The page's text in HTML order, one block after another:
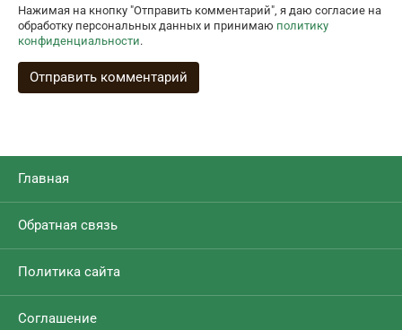
Нажимая на кнопку "Отправить комментарий", я даю согласие на
обработку персональных данных и принимаю политику
конфиденциальности.
Главная
Обратная связь
Политика сайта
Соглашение